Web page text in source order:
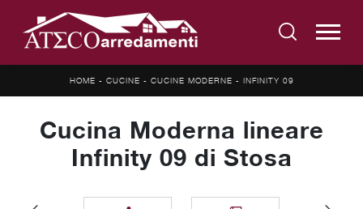
HOME - CUCINE - CUCINE MODERNE - INFINITY 09
Cucina Moderna lineare
Infinity 09 di Stosa